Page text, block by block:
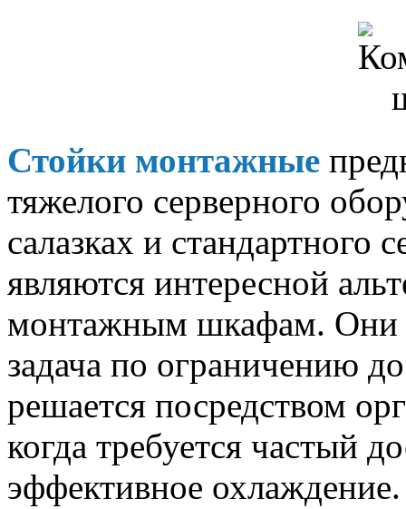
Стойки монтажные
тяжелого серверного
салазках и стандартного
являются интересной
монтажным шкафам. Они
задача по ограничению
решается посредством
когда требуется частый
эффективное